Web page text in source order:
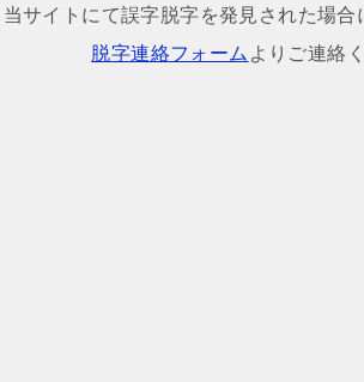
ナ
当サイトにて誤字脱字を発見された場合
脱字連絡フォーム よりご連絡